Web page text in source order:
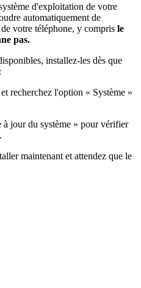
d'exploitation de votre
automatiquement de
votre téléphone, y compris le
pas.
installez-les dès que
recherchez l'option « Système »
jour du système » pour vérifier
maintenant et attendez que le